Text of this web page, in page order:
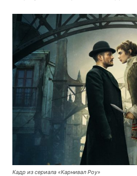
Кадр из сериала «Карнивал Роу»